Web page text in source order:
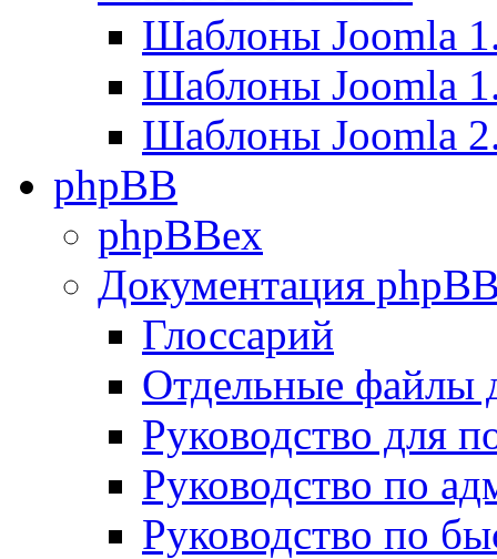
Шаблоны Joomla
Шаблоны Joomla
Шаблоны Joomla
phpBB
phpBBex
Документация
Глоссарий
Отдельные файлы
Руководство для
Руководство по
Руководство по